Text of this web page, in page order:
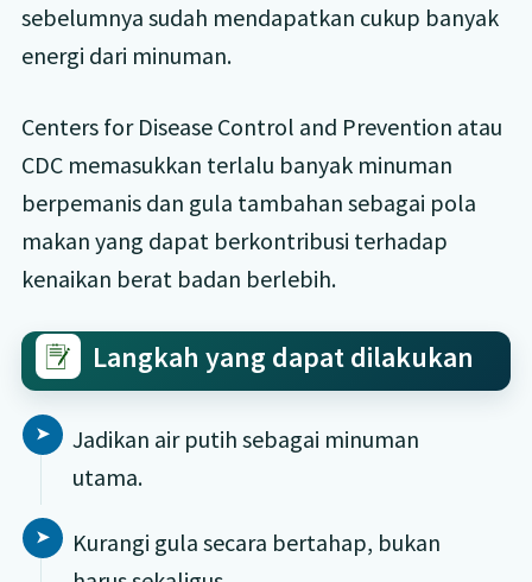
sebelumnya sudah mendapatkan cukup banyak
energi dari minuman.
Centers for Disease Control and Prevention atau
CDC memasukkan terlalu banyak minuman
berpemanis dan gula tambahan sebagai pola
makan yang dapat berkontribusi terhadap
kenaikan berat badan berlebih.
Langkah yang dapat dilakukan
Jadikan air putih sebagai minuman
utama.
Kurangi gula secara bertahap, bukan